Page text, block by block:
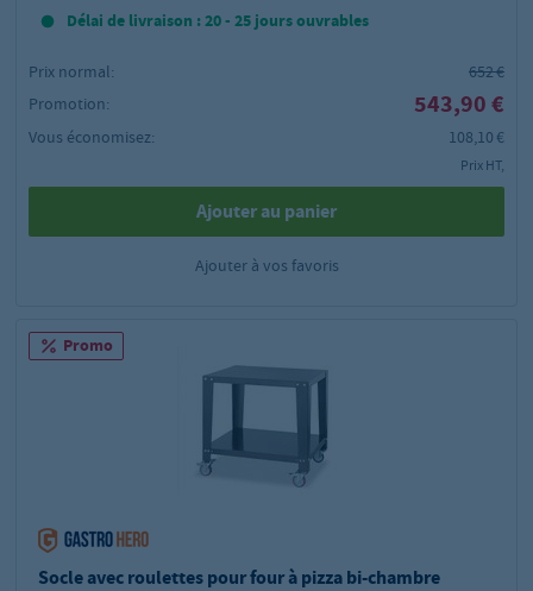
Délai de livraison : 20 - 25 jours ouvrables
Prix normal:
652 €
Promotion:
543,90 €
Vous économisez: 108,10 €
Prix HT,
Ajouter au panier
Ajouter à vos favoris
Promo
Socle avec roulettes pour four à pizza bi-chambre